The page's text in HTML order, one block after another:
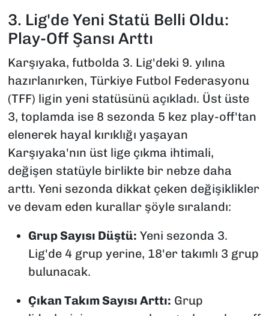
3. Lig'de Yeni Statü Belli Oldu:
Play-Off Şansı Arttı
Karşıyaka, futbolda 3. Lig'deki 9. yılına
hazırlanırken, Türkiye Futbol Federasyonu
(TFF) ligin yeni statüsünü açıkladı. Üst üste
3, toplamda ise 8 sezonda 5 kez play-off'tan
elenerek hayal kırıklığı yaşayan
Karşıyaka'nın üst lige çıkma ihtimali,
değişen statüyle birlikte bir nebze daha
arttı. Yeni sezonda dikkat çeken değişiklikler
ve devam eden kurallar şöyle sıralandı:
Grup Sayısı Düştü: Yeni sezonda 3.
Lig'de 4 grup yerine, 18'er takımlı 3 grup
bulunacak.
Çıkan Takım Sayısı Arttı: Grup